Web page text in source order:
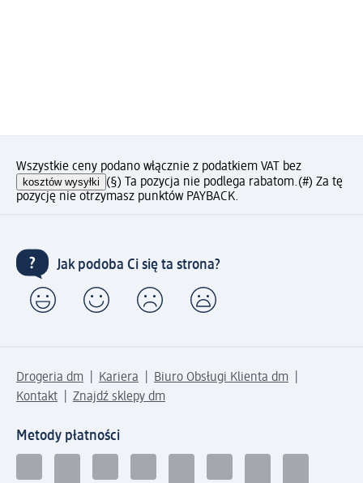
Wszystkie ceny podano włącznie z podatkiem VAT bez
kosztów wysyłki (§) Ta pozycja nie podlega rabatom.(#) Za tę
pozycję nie otrzymasz punktów PAYBACK.
Jak podoba Ci się ta strona?
Drogeria dm Kariera
Biuro Obsługi Klienta dm
Kontakt
Znajdź sklepy dm
Metody płatności